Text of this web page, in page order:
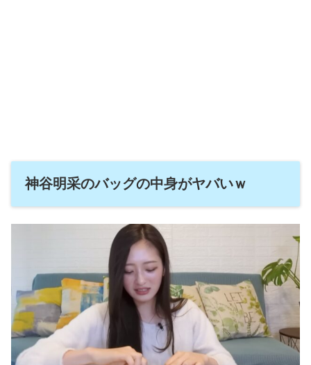
神谷明采のバッグの中身がヤバいｗ